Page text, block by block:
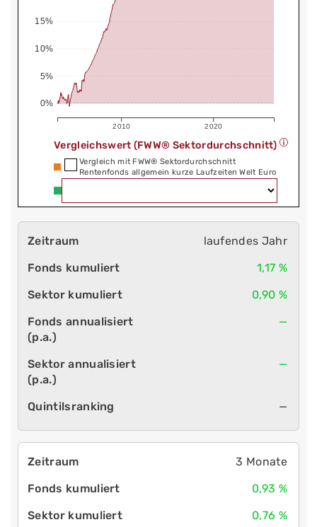
2010 2020
0%
5%
10%
15%
Vergleichswert (FWW® Sektordurchschnitt)
Vergleich mit FWW® Sektordurchschnitt
Rentenfonds allgemein kurze Laufzeiten Welt Euro
laufendes Jahr
1,17 %
0,90 %
—
—
—
3 Monate
0,93 %
0,76 %